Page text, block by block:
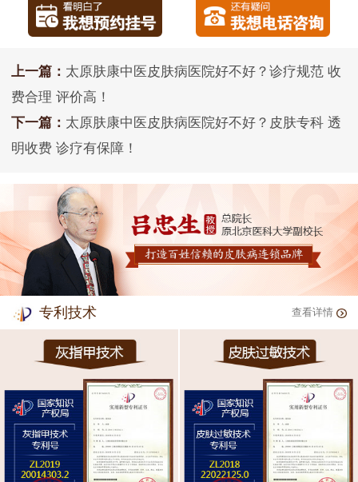
上一篇： 太原肤康中医皮肤病医院好不好？诊疗规范 收
费合理 评价高！
下一篇： 太原肤康中医皮肤病医院好不好？皮肤专科 透
明收费 诊疗有保障！
专利技术 查看详情